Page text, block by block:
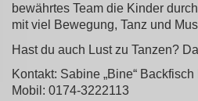
bewährtes Team die Kinder
mit viel Bewegung, Tanz und
Hast du auch Lust zu Tanzen?
Kontakt: Sabine „Bine“
Mobil: 0174-3222113